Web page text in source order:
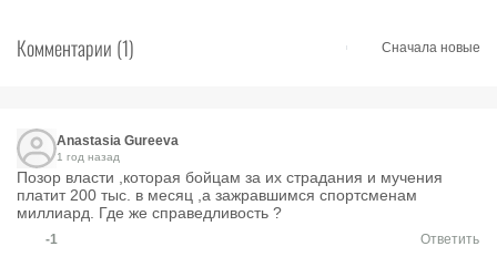
Комментарии (1) Сначала новые
Anastasia Gureeva
1 год назад
Позор власти ,которая бойцам за их страдания и мучения
платит 200 тыс. в месяц ,а зажравшимся спортсменам
миллиард. Где же справедливость ?
-1 Ответить